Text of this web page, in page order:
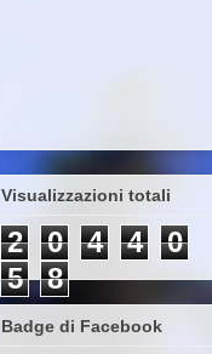
Visualizzazioni totali
2 0 4 4
0
5
8
Badge di Facebook